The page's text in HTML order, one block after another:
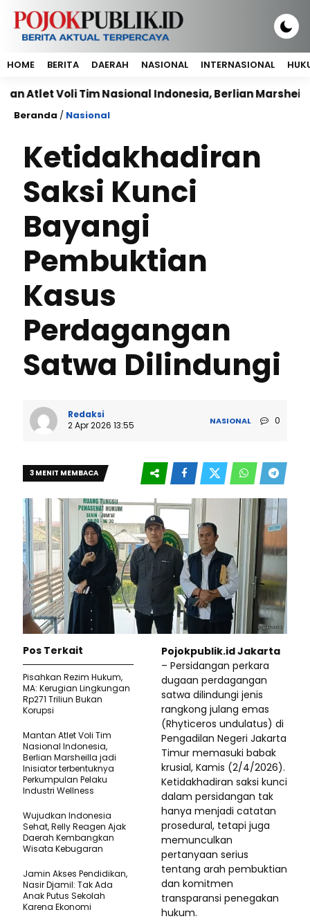
HOME BERITA DAERAH NASIONAL INTERNASIONAL
Tim Nasional Indonesia, Berlian Marsheilla jadi
Beranda / Nasional
Ketidakhadiran
Saksi Kunci
Bayangi
Pembuktian
Kasus
Perdagangan
Satwa Dilindungi
Redaksi
2 Apr 2026 13:55
NASIONAL 0
3 MENIT MEMBACA
Pojokpublik.id Jakarta
– Persidangan perkara
dugaan perdagangan
satwa dilindungi jenis
rangkong julang emas
(Rhyticeros undulatus) di
Pengadilan Negeri Jakarta
Timur memasuki babak
krusial, Kamis (2/4/2026).
Ketidakhadiran saksi kunci
dalam persidangan tak
hanya menjadi catatan
prosedural, tetapi juga
memunculkan
pertanyaan serius
tentang arah pembuktian
dan komitmen
transparansi penegakan
hukum.
Pos Terkait
Pisahkan Rezim Hukum,
MA: Kerugian Lingkungan
Rp271 Triliun Bukan
Korupsi
Mantan Atlet Voli Tim
Nasional Indonesia,
Berlian Marsheilla jadi
Inisiator terbentuknya
Perkumpulan Pelaku
Industri Wellness
Wujudkan Indonesia
Sehat, Relly Reagen Ajak
Daerah Kembangkan
Wisata Kebugaran
Jamin Akses Pendidikan,
Nasir Djamil: Tak Ada
Anak Putus Sekolah
Karena Ekonomi